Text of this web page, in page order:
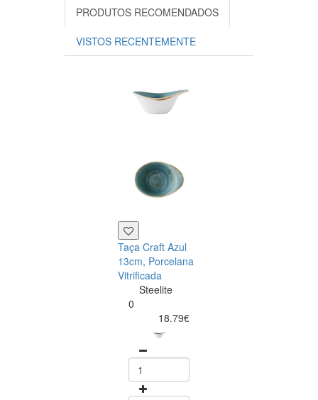
PRODUTOS RECOMENDADOS
VISTOS RECENTEMENTE
Taça Craft Azul
13cm, Porcelana
Vitrificada
Steelite
0
18.79€